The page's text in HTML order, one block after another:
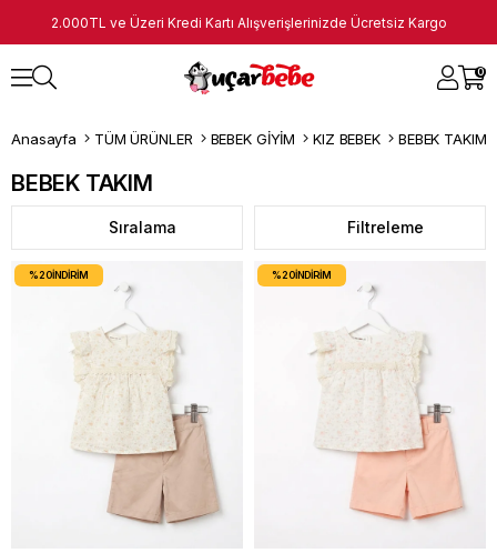
2.000TL ve Üzeri Kredi Kartı Alışverişlerinizde Ücretsiz Kargo
0
Anasayfa TÜM ÜRÜNLER BEBEK GİYİM KIZ BEBEK BEBEK TAKIM
BEBEK TAKIM
Filtreleme
Sıralama
%20İNDIRIM %20İNDIRIM